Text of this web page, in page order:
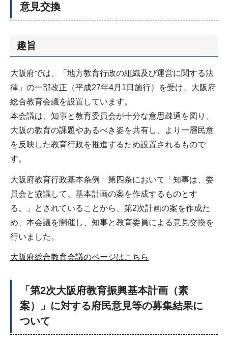
意見交換
趣旨
大阪府では、「地方教育行政の組織及び運営に関する法
律」の一部改正（平成27年4月1日施行）を受け、大阪府
総合教育会議を設置しています。
本会議は、知事と教育委員会が十分な意思疎通を図り、
大阪の教育の課題やあるべき姿を共有し、より一層民意
を反映した教育行政を推進するため設置されるもので
す。
大阪府教育行政基本条例 第四条において「知事は、委
員会と協議して、基本計画の案を作成するものとす
る。」とされていることから、第2次計画の案を作成た
め、本会議を開催し、知事と教育委員による意見交換を
行いました。
大阪府総合教育会議のページはこちら
「第2次大阪府教育振興基本計画（素
案）」に対する府民意見等の募集結果に
ついて